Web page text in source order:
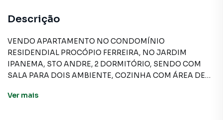
Descrição
VENDO APARTAMENTO NO CONDOMÍNIO
RESIDENDIAL PROCÓPIO FERREIRA, NO JARDIM
IPANEMA, STO ANDRE, 2 DORMITÓRIO, SENDO COM
SALA PARA DOIS AMBIENTE, COZINHA COM ÁREA DE
Ver mais